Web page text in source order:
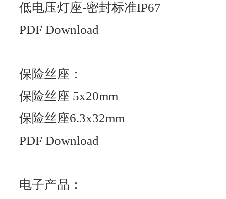
低电压灯座-密封标准IP67
PDF Download
保险丝座：
保险丝座 5x20mm
保险丝座6.3x32mm
PDF Download
电子产品：